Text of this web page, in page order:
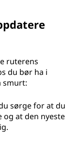
ruterens
du bør ha i
smurt:
sørge for at du
at den nyeste